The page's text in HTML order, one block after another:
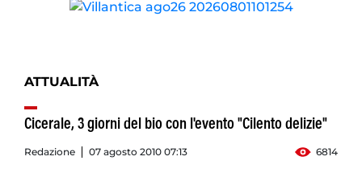
ATTUALITÀ
Cicerale, 3 giorni del bio con l'evento "Cilento delizie"
Redazione 07 agosto 2010 07:13 6814